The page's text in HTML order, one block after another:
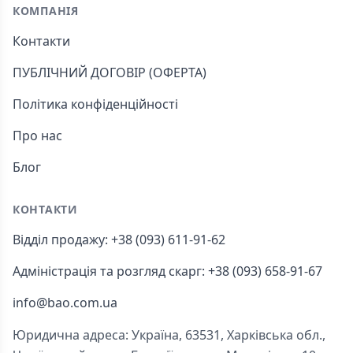
КОМПАНІЯ
Контакти
ПУБЛІЧНИЙ ДОГОВІР (ОФЕРТА)
Політика конфіденційності
Про нас
Блог
КОНТАКТИ
Відділ продажу: +38 (093) 611-91-62
Адміністрація та розгляд скарг: +38 (093) 658-91-67
info@bao.com.ua
Юридична адреса: Україна, 63531, Харківська обл.,